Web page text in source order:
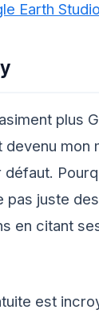
Earth Studio
plus
devenu mon
pas juste
en citant
est